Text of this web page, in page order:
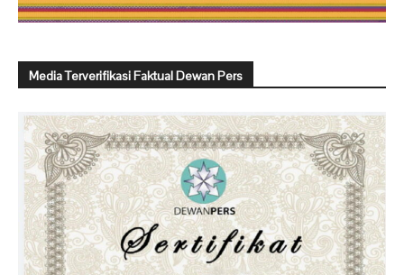
Media Terverifikasi Faktual Dewan Pers